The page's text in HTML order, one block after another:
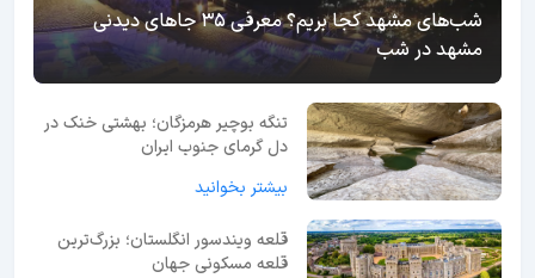
شب‌های مشهد کجا بریم؟ معرفی 35 جاهای دیدنی
مشهد در شب
تنگه بوچیر هرمزگان؛ بهشتی خنک در
دل گرمای جنوب ایران
بیشتر بخوانید
قلعه ویندسور انگلستان؛ بزرگ‌ترین
قلعه مسکونی جهان